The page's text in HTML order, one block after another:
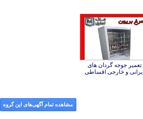
تعمیر جوجه گردان های
ایرانی و خارجی اقساطی
مشاهده تمام آگهی‌های این گروه